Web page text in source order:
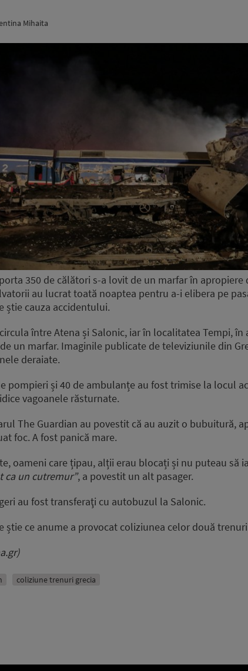
Mihaita
350 de călători s-a lovit de un marfar în apropiere
au lucrat toată noaptea pentru a-i elibera pe
știe cauza accidentului.
între Atena și Salonic, iar în localitatea Tempi, în
un marfar. Imaginile publicate de televiziunile din
deraiate.
pompieri și 40 de ambulanțe au fost trimise la locul
vagoanele răsturnate.
The Guardian au povestit că au auzit o bubuitură,
foc. A fost panică mare.
oameni care țipau, alții erau blocați și nu puteau să
ca un cutremur”, a povestit un alt pasager.
au fost transferaţi cu autobuzul la Salonic.
știe ce anume a provocat coliziunea celor două
coliziune trenuri grecia